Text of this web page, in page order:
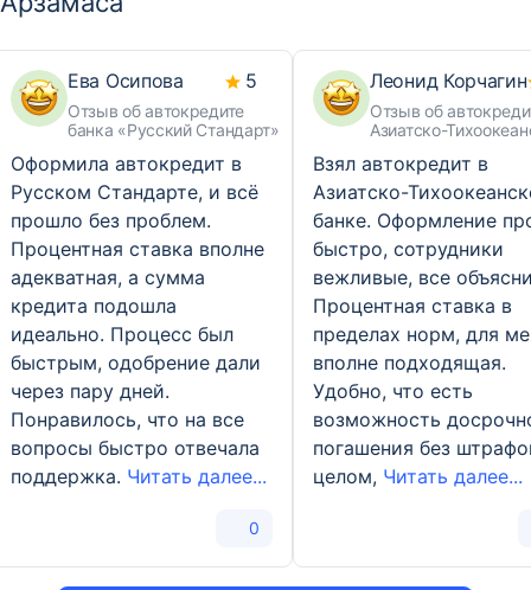
Ева Осипова
Отзыв об автокредите
банка «Русский Стандарт»
5
Оформила автокредит в
Русском Стандарте, и всё
прошло без проблем.
Процентная ставка вполне
адекватная, а сумма
кредита подошла
идеально. Процесс был
быстрым, одобрение дали
через пару дней.
Понравилось, что на все
вопросы быстро отвечала
поддержка. Читать далее...
0
Леонид Корчагин
Отзыв об
Азиатско-
Взял автокредит в
Азиатско-
банке. Оформление
быстро, сотрудники
вежливые, все
Процентная ставка в
пределах норм, для
вполне подходящая.
Удобно, что есть
возможность
погашения без
целом, Читать далее...